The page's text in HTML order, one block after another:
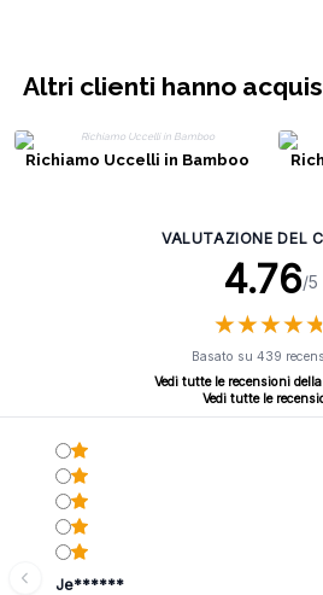
Altri clienti hanno
Richiamo Uccelli in Bamboo
VALUTAZIONE DEL
4.76/5
★★★★★
★★★★★
Basato su 439
Vedi tutte le recensioni
Vedi tutte le
Je******